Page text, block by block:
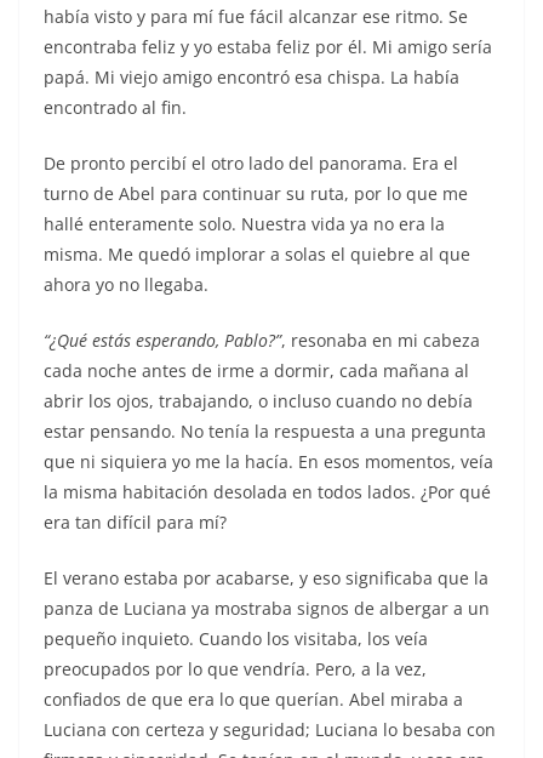
había visto y para mí fue fácil alcanzar ese ritmo. Se
encontraba feliz y yo estaba feliz por él. Mi amigo sería
papá. Mi viejo amigo encontró esa chispa. La había
encontrado al fin.
De pronto percibí el otro lado del panorama. Era el
turno de Abel para continuar su ruta, por lo que me
hallé enteramente solo. Nuestra vida ya no era la
misma. Me quedó implorar a solas el quiebre al que
ahora yo no llegaba.
“¿Qué estás esperando, Pablo?”, resonaba en mi cabeza
cada noche antes de irme a dormir, cada mañana al
abrir los ojos, trabajando, o incluso cuando no debía
estar pensando. No tenía la respuesta a una pregunta
que ni siquiera yo me la hacía. En esos momentos, veía
la misma habitación desolada en todos lados. ¿Por qué
era tan difícil para mí?
El verano estaba por acabarse, y eso significaba que la
panza de Luciana ya mostraba signos de albergar a un
pequeño inquieto. Cuando los visitaba, los veía
preocupados por lo que vendría. Pero, a la vez,
confiados de que era lo que querían. Abel miraba a
Luciana con certeza y seguridad; Luciana lo besaba con